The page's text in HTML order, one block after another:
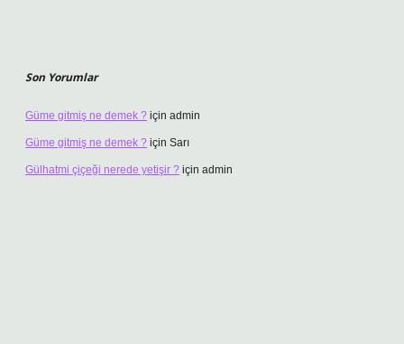
Son Yorumlar
Güme gitmiş ne demek ? için admin
Güme gitmiş ne demek ? için Sarı
Gülhatmi çiçeği nerede yetişir ? için admin